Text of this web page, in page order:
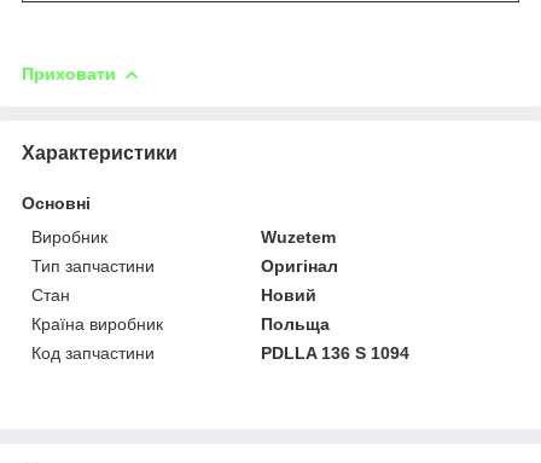
Приховати
Характеристики
Основні
Виробник
Wuzetem
Тип запчастини
Оригінал
Стан
Новий
Країна виробник
Польща
Код запчастини
PDLLA 136 S 1094